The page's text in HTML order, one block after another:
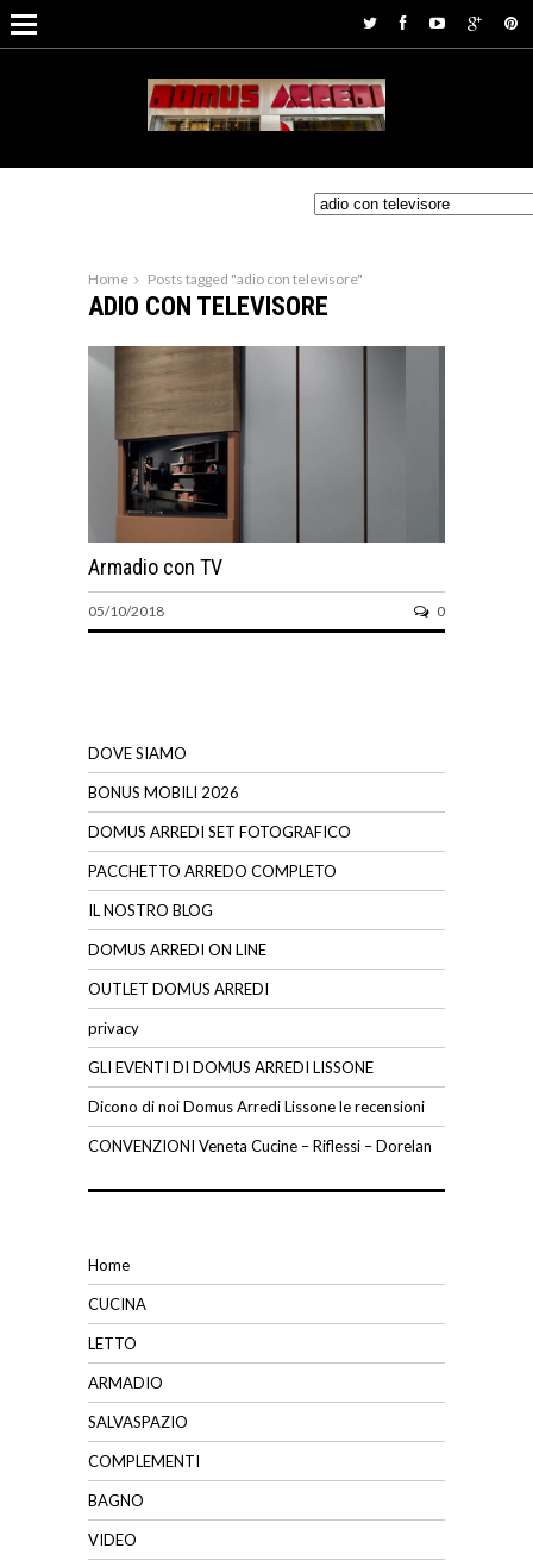
Home Posts tagged "adio con televisore"
ADIO CON TELEVISORE
Armadio con TV
05/10/2018 0
DOVE SIAMO
BONUS MOBILI 2026
DOMUS ARREDI SET FOTOGRAFICO
PACCHETTO ARREDO COMPLETO
IL NOSTRO BLOG
DOMUS ARREDI ON LINE
OUTLET DOMUS ARREDI
privacy
GLI EVENTI DI DOMUS ARREDI LISSONE
Dicono di noi Domus Arredi Lissone le recensioni
CONVENZIONI Veneta Cucine – Riflessi – Dorelan
Home
CUCINA
LETTO
ARMADIO
SALVASPAZIO
COMPLEMENTI
BAGNO
VIDEO